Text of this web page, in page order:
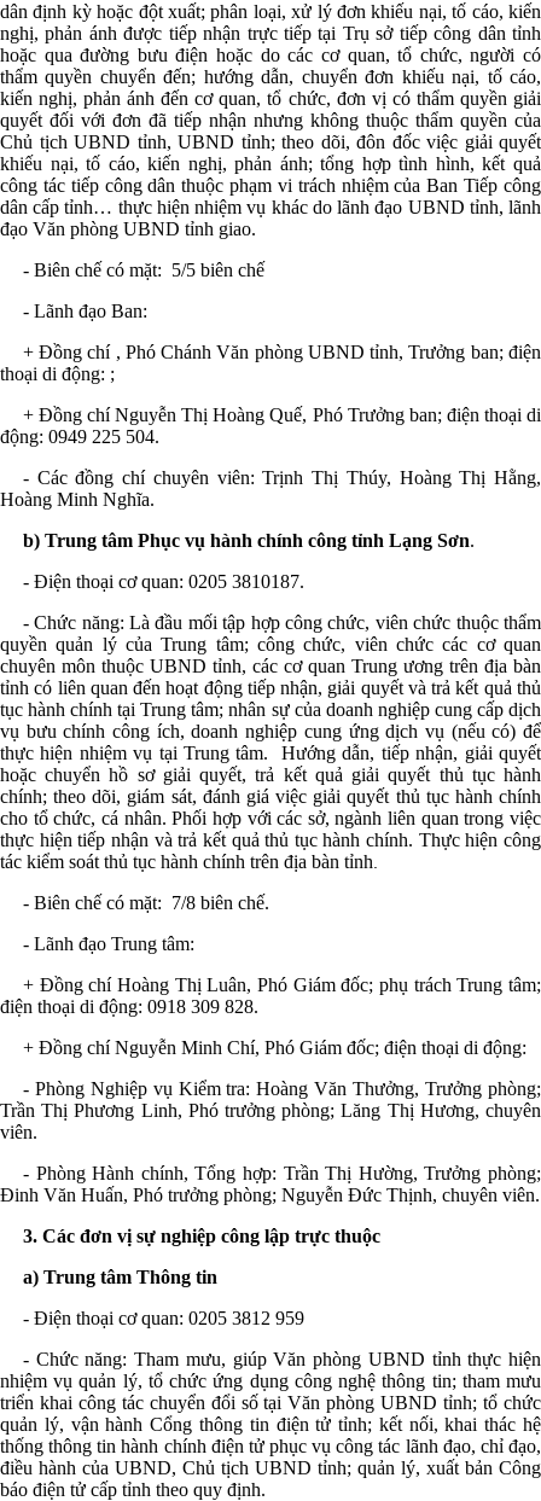
dân định kỳ hoặc đột xuất; phân loại, xử lý đơn khiếu nại, tố cáo, kiến
nghị, phản ánh được tiếp nhận trực tiếp tại Trụ sở tiếp công dân tỉnh
hoặc qua đường bưu điện hoặc do các cơ quan, tổ chức, người có
thẩm quyền chuyển đến; hướng dẫn, chuyển đơn khiếu nại, tố cáo,
kiến nghị, phản ánh đến cơ quan, tổ chức, đơn vị có thẩm quyền giải
quyết đối với đơn đã tiếp nhận nhưng không thuộc thẩm quyền của
Chủ tịch UBND tỉnh, UBND tỉnh; theo dõi, đôn đốc việc giải quyết
khiếu nại, tố cáo, kiến nghị, phản ánh; tổng hợp tình hình, kết quả
công tác tiếp công dân thuộc phạm vi trách nhiệm của Ban Tiếp công
dân cấp tỉnh… thực hiện nhiệm vụ khác do lãnh đạo UBND tỉnh, lãnh
đạo Văn phòng UBND tỉnh giao.
- Biên chế có mặt: 5/5 biên chế
- Lãnh đạo Ban:
+ Đồng chí , Phó Chánh Văn phòng UBND tỉnh, Trưởng ban; điện
thoại di động: ;
+ Đồng chí Nguyễn Thị Hoàng Quế, Phó Trưởng ban; điện thoại di
động: 0949 225 504.
- Các đồng chí chuyên viên: Trịnh Thị Thúy, Hoàng Thị Hằng,
Hoàng Minh Nghĩa.
b) Trung tâm Phục vụ hành chính công tỉnh Lạng Sơn.
- Điện thoại cơ quan: 0205 3810187.
- Chức năng: Là đầu mối tập hợp công chức, viên chức thuộc thẩm
quyền quản lý của Trung tâm; công chức, viên chức các cơ quan
chuyên môn thuộc UBND tỉnh, các cơ quan Trung ương trên địa bàn
tỉnh có liên quan đến hoạt động tiếp nhận, giải quyết và trả kết quả thủ
tục hành chính tại Trung tâm; nhân sự của doanh nghiệp cung cấp dịch
vụ bưu chính công ích, doanh nghiệp cung ứng dịch vụ (nếu có) để
thực hiện nhiệm vụ tại Trung tâm. Hướng dẫn, tiếp nhận, giải quyết
hoặc chuyển hồ sơ giải quyết, trả kết quả giải quyết thủ tục hành
chính; theo dõi, giám sát, đánh giá việc giải quyết thủ tục hành chính
cho tổ chức, cá nhân. Phối hợp với các sở, ngành liên quan trong việc
thực hiện tiếp nhận và trả kết quả thủ tục hành chính. Thực hiện công
tác kiểm soát thủ tục hành chính trên địa bàn tỉnh
- Biên chế có mặt: 7/8 biên chế.
- Lãnh đạo Trung tâm:
+ Đồng chíHoàng Thị Luân, Phó Giám đốc; phụ trách Trung tâm;
điện thoại di động: 0918 309 828.
+ Đồng chíNguyễn Minh Chí, Phó Giám đốc; điện thoại di động:
- Phòng Nghiệp vụ Kiểm tra: Hoàng Văn Thưởng, Trưởng phòng;
Trần Thị Phương Linh, Phó trưởng phòng; Lăng Thị Hương, chuyên
viên.
- Phòng Hành chính, Tổng hợp: Trần Thị Hường, Trưởng phòng;
Đinh Văn Huấn, Phó trưởng phòng; Nguyễn Đức Thịnh, chuyên viên.
3. Các đơn vị sự nghiệp công lập trực thuộc
a) Trung tâm Thông tin
- Điện thoại cơ quan: 0205 3812 959
- Chức năng: Tham mưu, giúp Văn phòng UBND tỉnh thực hiện
nhiệm vụquản lý, tổ chức ứng dụng công nghệ thông tin; tham mưu
triển khai công tác chuyển đổi số tại Văn phòng UBND tỉnh; tổ chức
quản lý, vận hành Cổng thông tin điện tử tỉnh; kết nối, khai thác hệ
thống thông tin hành chính điện tử phục vụ công tác lãnh đạo, chỉ đạo,
điều hành của UBND, Chủ tịch UBND tỉnh; quản lý, xuất bản Công
báo điện tử cấp tỉnh theo quy định.